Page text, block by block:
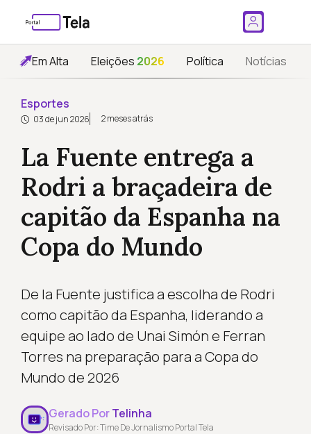
Em Alta Eleições 2026 Política Notícias
Esportes
03 de jun 2026 2 meses atrás
La Fuente entrega a
Rodri a braçadeira de
capitão da Espanha na
Copa do Mundo
De la Fuente justifica a escolha de Rodri
como capitão da Espanha, liderando a
equipe ao lado de Unai Simón e Ferran
Torres na preparação para a Copa do
Mundo de 2026
Gerado PorTelinha
Revisado Por: Time De Jornalismo Portal Tela